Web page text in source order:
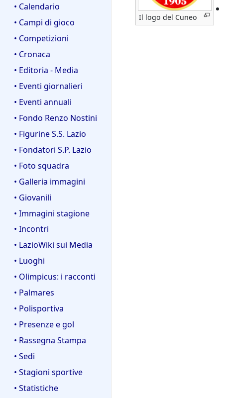
• Calendario
• Campi di gioco
• Competizioni
• Cronaca
• Editoria - Media
• Eventi giornalieri
• Eventi annuali
• Fondo Renzo Nostini
• Figurine S.S. Lazio
• Fondatori S.P. Lazio
• Foto squadra
• Galleria immagini
• Giovanili
• Immagini stagione
• Incontri
• LazioWiki sui Media
• Luoghi
• Olimpicus: i racconti
• Palmares
• Polisportiva
• Presenze e gol
• Rassegna Stampa
• Sedi
• Stagioni sportive
• Statistiche
Il logo del Cuneo